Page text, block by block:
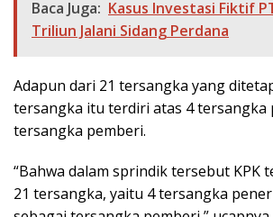
Baca Juga: Kasus Investasi Fiktif
Triliun Jalani Sidang Perdana
Adapun dari 21 tersangka yang
tersangka itu terdiri atas 4 tersangka
tersangka pemberi.
“Bahwa dalam sprindik tersebut KPK
21 tersangka, yaitu 4 tersangka